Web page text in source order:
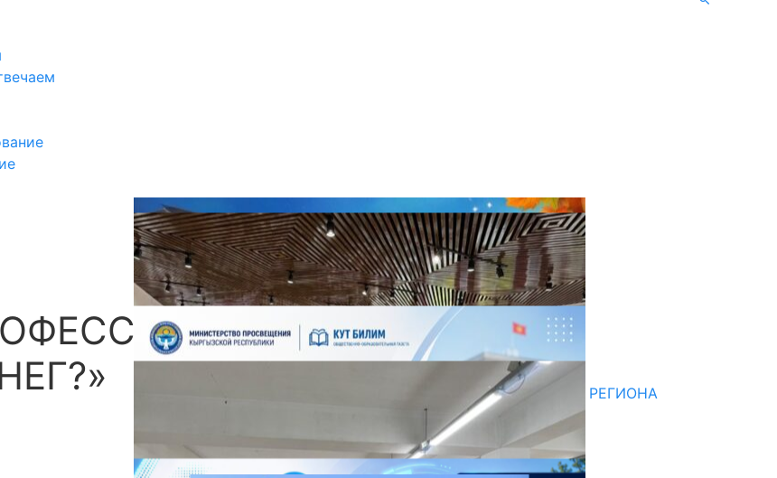
– ДЛЯ
Последние новости
НЕДЕЛЯ В ОБЗОРЕ
07.08.2026
ДЛЯ МЕТОДИСТОВ ЮЖНОГО РЕГИОНА
НАЧАЛОСЬ ОБУЧЕНИЕ
05.08.2026
НЕДЕЛЯ В ОБЗОРЕ